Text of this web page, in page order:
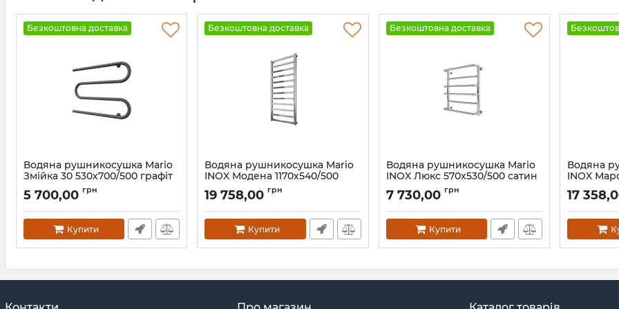
Безкоштовна доставка
Водяна рушникосушка Mario
Змійка 30 530х700/500 графіт
Артикул: 1.1.3007.05.P-GR
5 700,00 грн
Купити
Безкоштовна доставка
Водяна рушникосушка Mario
INOX Модена 1170х540/500
Артикул:1.7.044596.P-BM
19 758,00 грн
Купити
Безкоштовна доставка
Водяна рушникосушка Mario
INOX Люкс 570х530/500 сатин
Артикул: 1.074.044576.0-ST
7 730,00 грн
Купити
Водяна
INOX
Артикул:
17